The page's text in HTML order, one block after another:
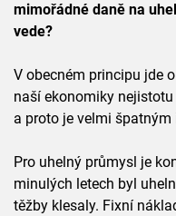
mimořádné daně na
vede?
V obecném principu jde
naší ekonomiky
a proto je velmi špatným
Pro uhelný průmysl je
minulých letech byl
těžby klesaly. Fixní